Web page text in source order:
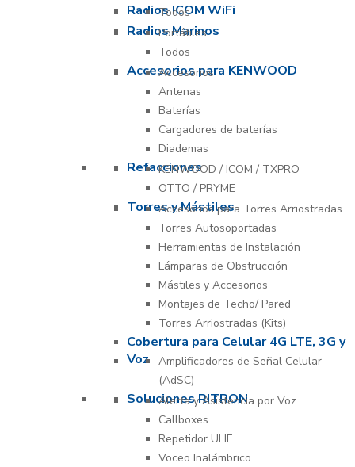
Radios ICOM WiFi
Todos
Radios Marinos
Portátiles
Todos
Accesorios para KENWOOD
Accesorios
Antenas
Baterías
Cargadores de baterías
Diademas
Refacciones
KENWOOD / ICOM / TXPRO
OTTO / PRYME
Torres y Mástiles
Accesorios para Torres Arriostradas
Torres Autosoportadas
Herramientas de Instalación
Lámparas de Obstrucción
Mástiles y Accesorios
Montajes de Techo/ Pared
Torres Arriostradas (Kits)
Cobertura para Celular 4G LTE, 3G y
Voz
Amplificadores de Señal Celular
(AdSC)
Soluciones RITRON
Alerta y Asistencia por Voz
Callboxes
Repetidor UHF
Voceo Inalámbrico